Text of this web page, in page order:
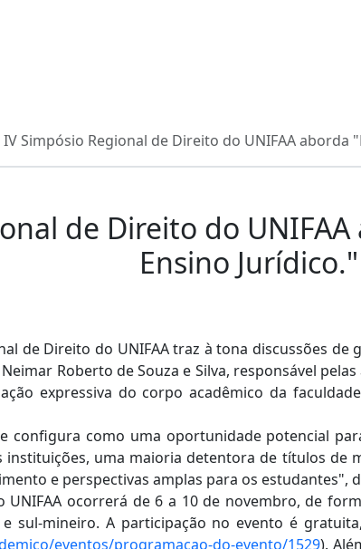
IV Simpósio Regional de Direito do UNIFAA aborda
de Direito do
Ensino Jurídico."
de Direito do UNIFAA traz à tona discussões
Roberto de Souza e Silva, responsável
expressiva do corpo acadêmico da
configura como uma oportunidade potencial
uma maioria detentora de títulos de
e perspectivas amplas para os estudantes",
UNIFAA ocorrerá de 6 a 10 de novembro, de
sul-mineiro. A participação no evento é
eventos/programacao-do-evento/1529).